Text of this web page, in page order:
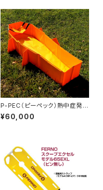
P-PEC（ピーペック）熱中症発生
時の緊急アイスバス※メーカー
直送品
¥60,000